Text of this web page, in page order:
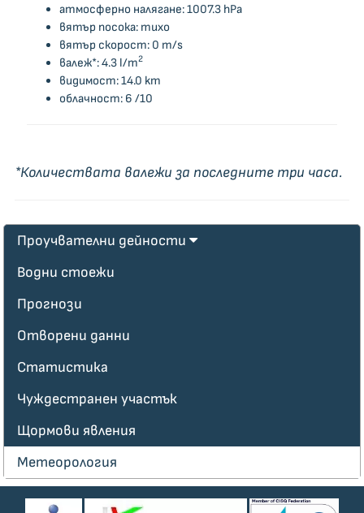
атмосферно налягане: 1007.3 hPa
вятър посока: тихо
вятър скорост: 0 m/s
валеж*: 4.3 l/m2
видимост: 14.0 km
облачност: 6 /10
*Количествата валежи за последните три часа.
Проучвателни дейности
Водни стоежи
Прогнози
Отворени данни
Статистика
Чуждестранен участък
Щормови явления
Метeoрология